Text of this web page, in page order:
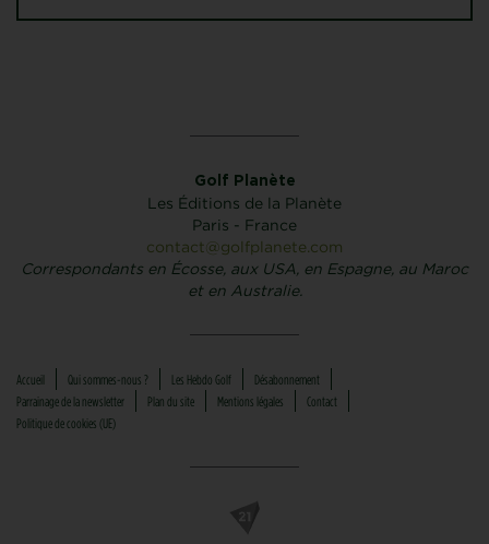
Golf Planète
Les Éditions de la Planète
Paris - France
contact@golfplanete.com
Correspondants en Écosse, aux USA, en Espagne, au Maroc
et en Australie.
Accueil Qui sommes-nous ? Les Hebdo Golf
Désabonnement
Parrainage de la newsletter
Plan du site Mentions légales
Contact
Politique de cookies (UE)